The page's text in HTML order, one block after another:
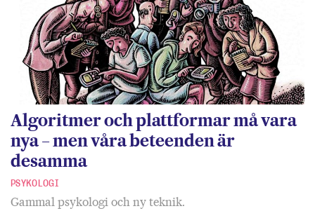
Algoritmer och plattformar må vara
nya – men våra beteenden är
desamma
PSYKOLOGI
Gammal psykologi och ny teknik.